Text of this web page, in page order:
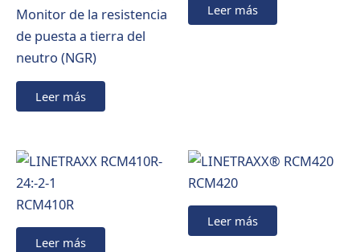
Monitor de la resistencia
de puesta a tierra del
neutro (NGR)
Leer más
Leer más
RCM410R
Leer más
RCM420
Leer más